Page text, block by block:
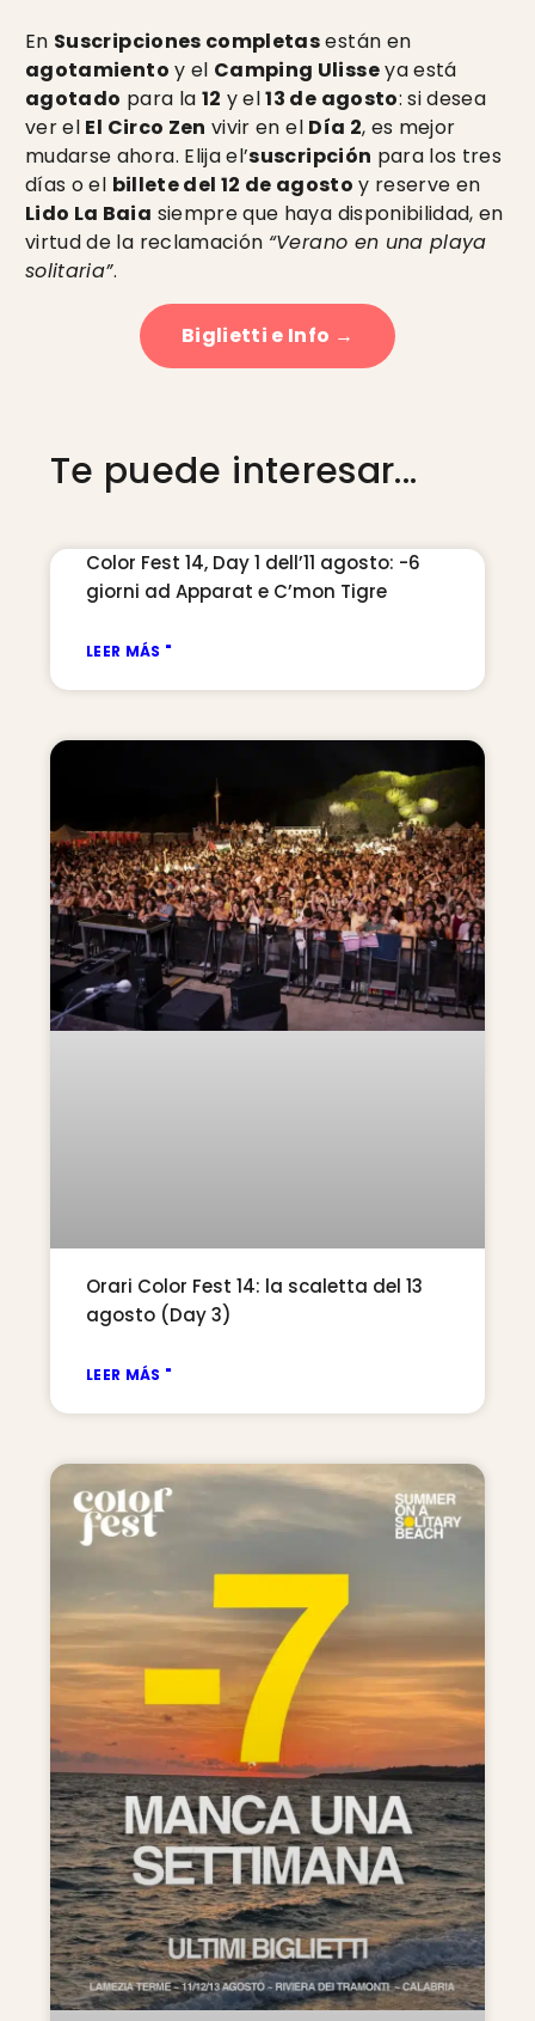
En Suscripciones completasestán en
agotamiento y el Camping Ulisseya está
agotado para la 12 y el13 de agosto: si desea
ver el El Circo Zen vivir en el Día 2, es mejor
mudarse ahora. Elija el’suscripción para los tres
días o el billete del 12 de agosto y reserve en
Lido La Baia siempre que haya disponibilidad, en
virtud de la reclamación “Verano en una playa
solitaria”.
Biglietti e Info →
Te puede interesar...
Color Fest 14, Day 1 dell’11 agosto: -6
giorni ad Apparat e C’mon Tigre
LEER MÁS "
Orari Color Fest 14: la scaletta del 13
agosto (Day 3)
LEER MÁS "